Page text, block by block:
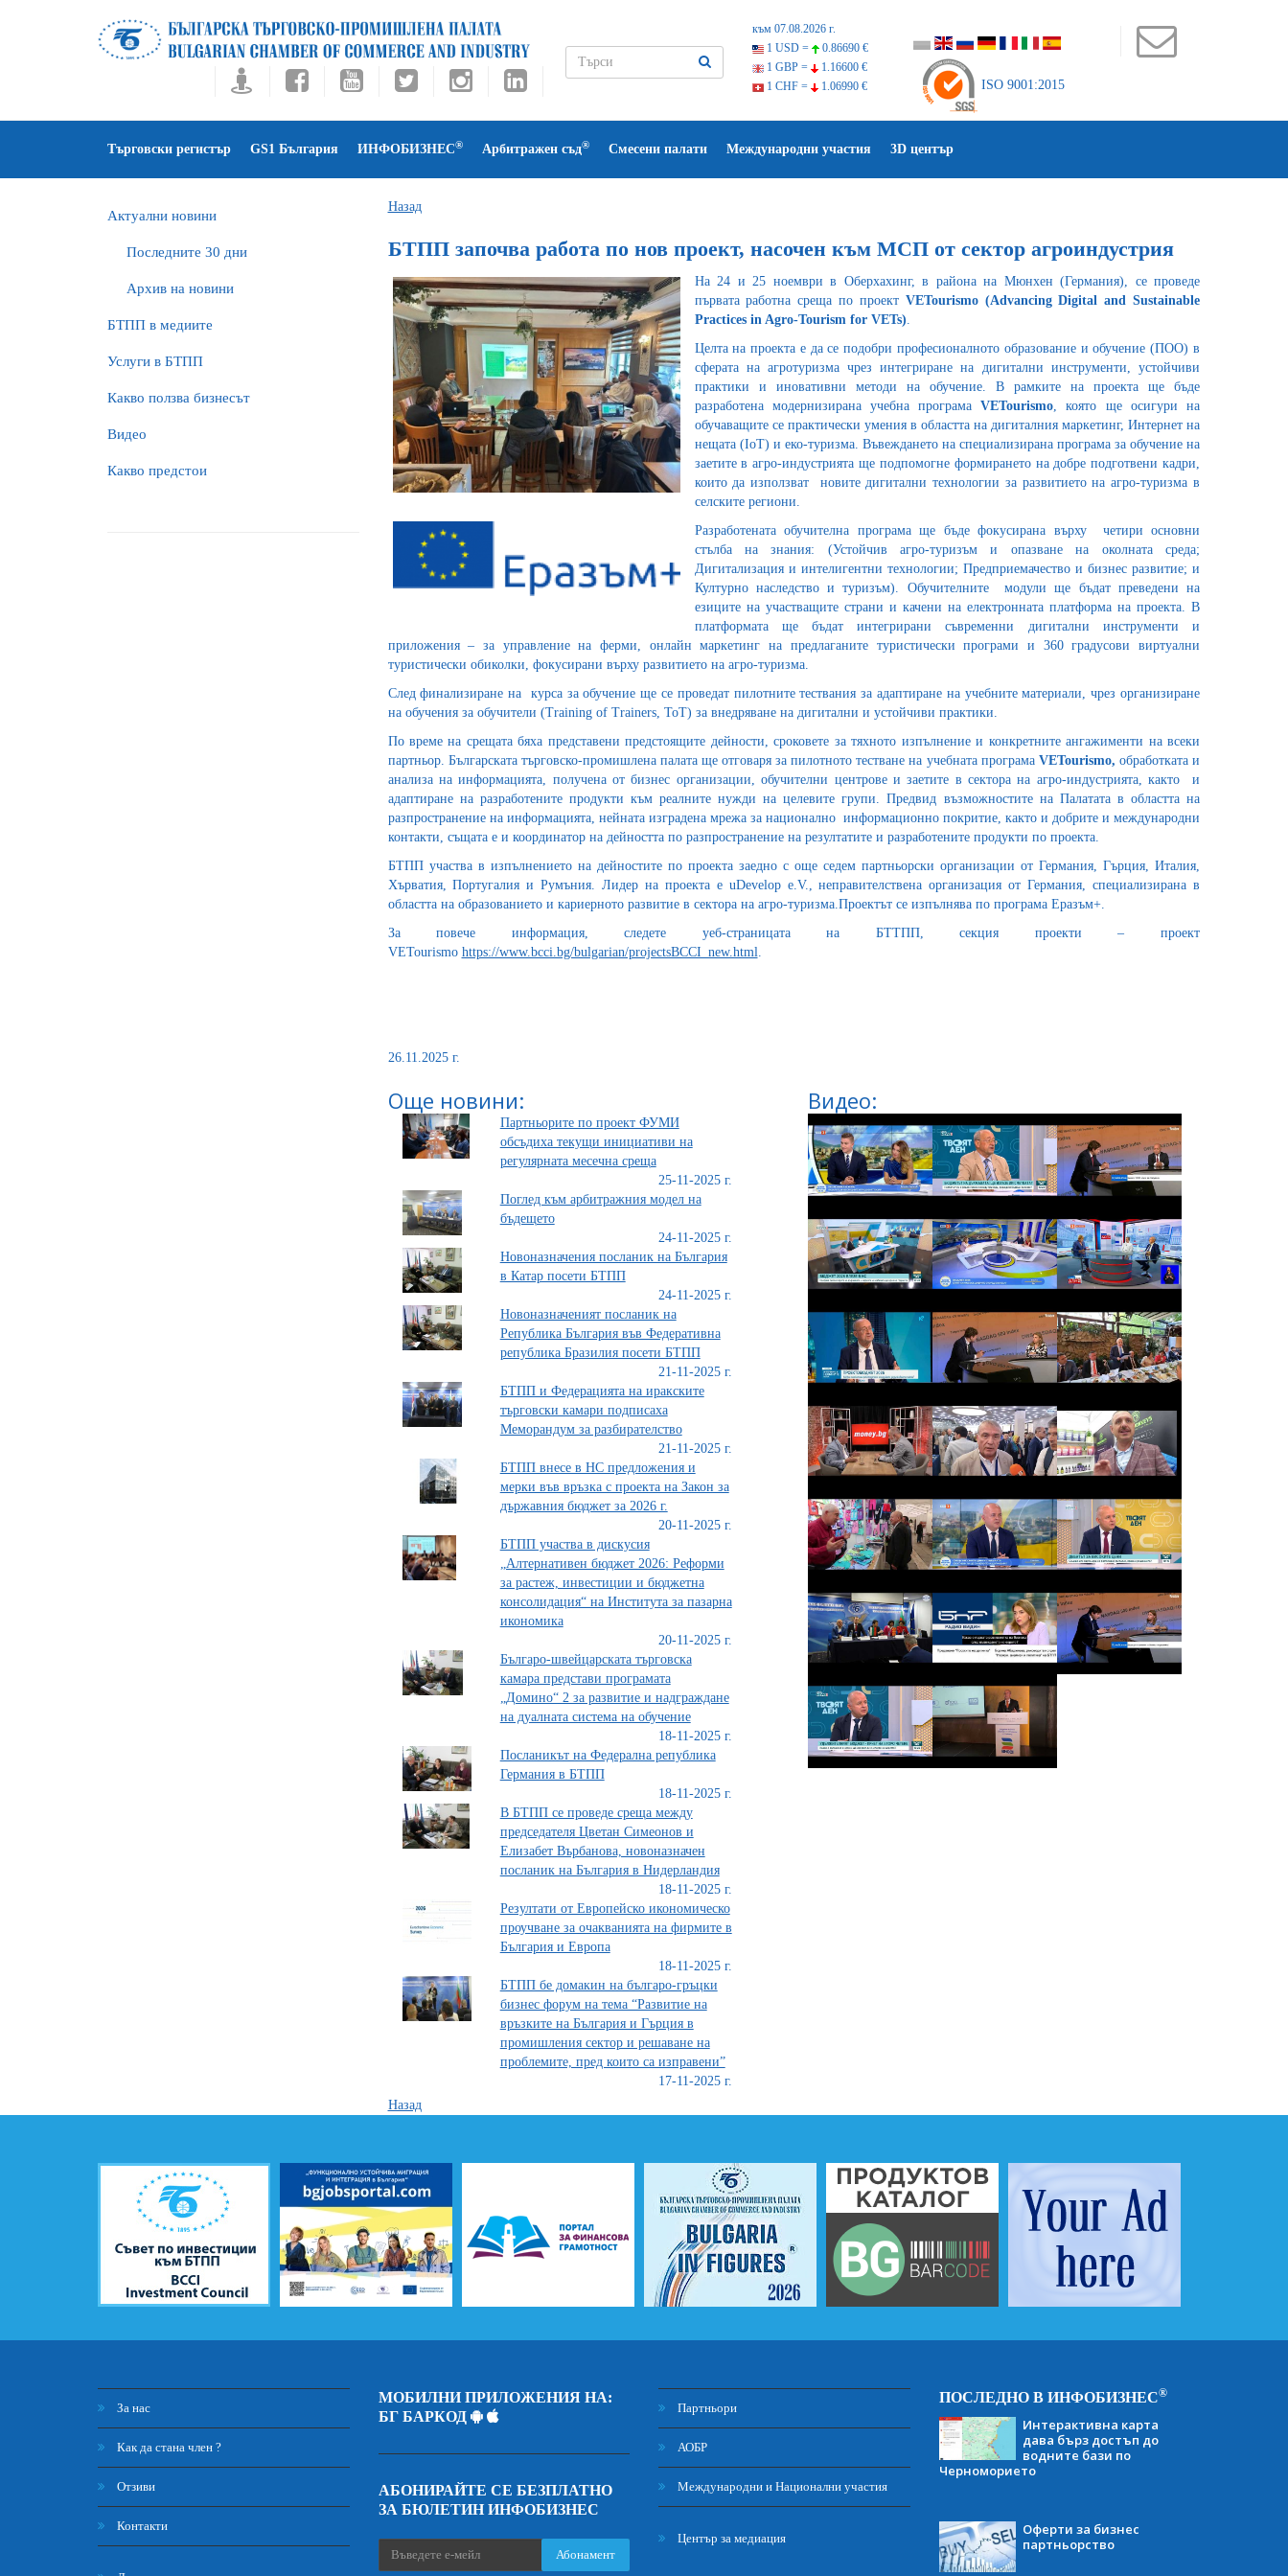
към 07.08.2026 г.
1 USD =
0.86690 €
1 GBP =
1.16600 €
1 CHF =
1.06990 € ISO 9001:2015
Търговски регистър GS1 България ИНФОБИЗНЕС® Арбитражен съд® Смесени палати Международни участия 3D център
Актуални новини
Последните 30 дни
Архив на новини
БTПП в медиите
Услуги в БТПП
Какво ползва бизнесът
Видео
Какво предстои
Назад
БТПП започва работа по нов проект, насочен към МСП от сектор агроиндустрия
На 24 и 25 ноември в Оберхахинг, в района на Мюнхен (Германия), се проведе
първата работна среща по проект VETourismo (Advancing Digital and Sustainable
Practices in Agro-Tourism for VETs).
Целта на проекта е да се подобри професионалното образование и обучение (ПОО) в
сферата на агротуризма чрез интегриране на дигитални инструменти, устойчиви
практики и иновативни методи на обучение. В рамките на проекта ще бъде
разработена модернизирана учебна програмаVETourismo, която ще осигури на
обучаващите се практически умения в областта на дигиталния маркетинг, Интернет на
нещата (IoT) и еко-туризма. Въвеждането на специализирана програма за обучение на
заетите в агро-индустрията ще подпомогне формирането на добре подготвени кадри,
които да използват новите дигитални технологии за развитието на агро-туризма в
селските региони.
Разработената обучителна програма ще бъде фокусирана върху четири основни
стълба на знания: (Устойчив агро-туризъм и опазване на околната среда;
Дигитализация и интелигентни технологии; Предприемачество и бизнес развитие; и
Културно наследство и туризъм). Обучителните модули ще бъдат преведени на
езиците на участващите страни и качени на електронната платформа на проекта. В
платформата ще бъдат интегрирани съвременни дигитални инструменти и
приложения – за управление на ферми, онлайн маркетинг на предлаганите туристически програми и 360 градусови виртуални
туристически обиколки, фокусирани върху развитието на агро-туризма.
След финализиране на курса за обучение ще се проведат пилотните тествания за адаптиране на учебните материали, чрез организиране
на обучения за обучители (Training of Trainers, ToT) за внедряване на дигитални и устойчиви практики.
По време на срещата бяха представени предстоящите дейности, сроковете за тяхното изпълнение и конкретните ангажименти на всеки
партньор. Българската търговско-промишлена палата ще отговаря за пилотното тестване на учебната програма VETourismo, обработката и
анализа на информацията, получена от бизнес организации, обучителни центрове и заетите в сектора на агро-индустрията, както и
адаптиране на разработените продукти към реалните нужди на целевите групи. Предвид възможностите на Палатата в областта на
разпространение на информацията, нейната изградена мрежа за национално информационно покритие, както и добрите и международни
контакти, същата е и координатор на дейността по разпространение на резултатите и разработените продукти по проекта.
БТПП участва в изпълнението на дейностите по проекта заедно с още седем партньорски организации от Германия, Гърция, Италия,
Хърватия, Португалия и Румъния. Лидер на проекта е uDevelop e.V., неправителствена организация от Германия, специализирана в
областта на образованието и кариерното развитие в сектора на агро-туризма.Проектът се изпълнява по програма Еразъм+.
За повече информация, следете уеб-страницата на БТТПП, секция проекти – проект
VETourismo https://www.bcci.bg/bulgarian/projectsBCCI_new.html.
26.11.2025 г.
Още новини:
Партньорите по проект ФУМИ
обсъдиха текущи инициативи на
регулярната месечна среща
25-11-2025 г.
Поглед към арбитражния модел на
бъдещето
24-11-2025 г.
Новоназначения посланик на България
в Катар посети БТПП
24-11-2025 г.
Новоназначеният посланик на
Република България във Федеративна
република Бразилия посети БТПП
21-11-2025 г.
БТПП и Федерацията на иракските
търговски камари подписаха
Меморандум за разбирателство
21-11-2025 г.
БТПП внесе в НС предложения и
мерки във връзка с проекта на Закон за
държавния бюджет за 2026 г.
20-11-2025 г.
БТПП участва в дискусия
„Алтернативен бюджет 2026: Реформи
за растеж, инвестиции и бюджетна
консолидация“ на Института за пазарна
икономика
20-11-2025 г.
Българо-швейцарската търговска
камара представи програмата
„Домино“ 2 за развитие и надграждане
на дуалната система на обучение
18-11-2025 г.
Посланикът на Федерална република
Германия в БТПП
18-11-2025 г.
В БТПП се проведе среща между
председателя Цветан Симеонов и
Елизабет Върбанова, новоназначен
посланик на България в Нидерландия
18-11-2025 г.
Резултати от Европейско икономическо
проучване за очакванията на фирмите в
България и Европа
18-11-2025 г.
БТПП бе домакин на българо-гръцки
бизнес форум на тема “Развитие на
връзките на България и Гърция в
промишления сектор и решаване на
проблемите, пред които са изправени”
17-11-2025 г.
Видео:
Назад
За нас
Как да стана член ?
Отзиви
Контакти
МОБИЛНИ ПРИЛОЖЕНИЯ НА:
БГ БАРКОД
АБОНИРАЙТЕ СЕ БЕЗПЛАТНО
ЗА БЮЛЕТИН ИНФОБИЗНЕС
Абонамент
Партньори
АОБР
Международни и Национални участия
Център за медиация
ПОСЛЕДНО В ИНФОБИЗНЕС®
Интерактивна карта
дава бърз достъп до
водните бази по
Черноморието
Оферти за бизнес
партньорство